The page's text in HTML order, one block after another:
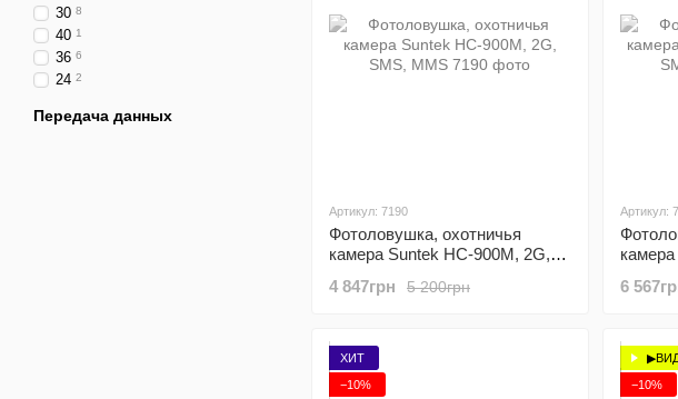
Артикул: 7190
Фотоловушка, охотничья
камера Suntek HC-900M, 2G,
5 200грн
4 847грн
Артикул:
6
ХИТ
−10%
−10%
30 8
40 1
36 6
24 2
Передача данных